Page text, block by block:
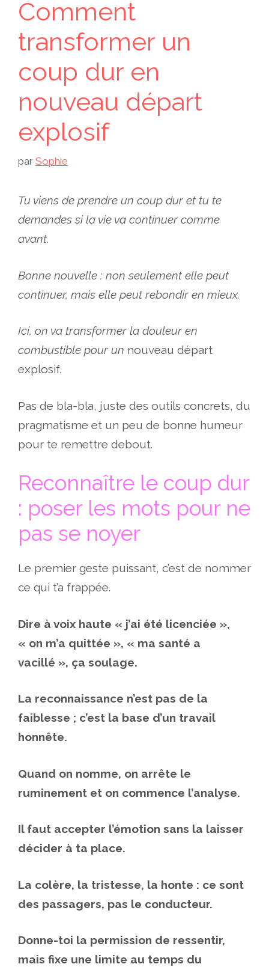
Comment
transformer un
coup dur en
nouveau départ
explosif
par Sophie
Tu viens de prendre un coup dur et tu te
demandes si la vie va continuer comme
avant.
Bonne nouvelle : non seulement elle peut
continuer, mais elle peut rebondir en mieux.
Ici, on va transformer la douleur en
combustible pour un nouveau départ
explosif.
Pas de bla-bla, juste des outils concrets, du
pragmatisme et un peu de bonne humeur
pour te remettre debout.
Reconnaître le coup dur
: poser les mots pour ne
pas se noyer
Le premier geste puissant, c’est de nommer
ce qui t’a frappée.
Dire à voix haute « j’ai été licenciée »,
« on m’a quittée », « ma santé a
vacillé », ça soulage.
La reconnaissance n’est pas de la
faiblesse ; c’est la base d’un travail
honnête.
Quand on nomme, on arrête le
ruminement et on commence l’analyse.
Il faut accepter l’émotion sans la laisser
décider à ta place.
La colère, la tristesse, la honte : ce sont
des passagers, pas le conducteur.
Donne-toi la permission de ressentir,
mais fixe une limite au temps du